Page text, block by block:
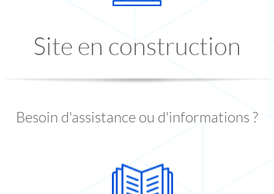
Site en construction
Besoin d'assistance ou d'informations ?